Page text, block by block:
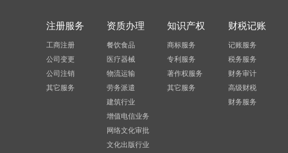
注册服务
工商注册
公司变更
公司注销
其它服务
资质办理
餐饮食品
医疗器械
物流运输
劳务派遣
建筑行业
增值电信业务
网络文化审批
文化出版行业
知识产权
商标服务
专利服务
著作权服务
其它服务
财税记账
记账服务
税务服务
财务审计
高级财税
财务服务